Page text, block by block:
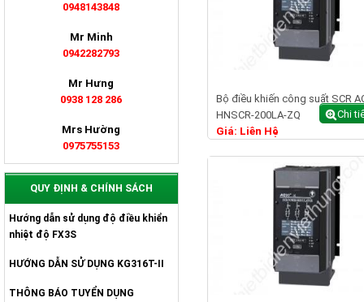
Bộ điều khiến công suất SCR
HNSCR-200LA-ZQ
Giá: Liên Hệ
Chi
0948143848
Mr Minh
0942282793
Mr Hưng
0938 128 286
Mrs Hường
0975755153
QUY ĐỊNH & CHÍNH SÁCH
Hướng dẫn sử dụng độ điều khiển
nhiệt độ FX3S
HƯỚNG DẪN SỬ DỤNG KG316T-II
THÔNG BÁO TUYỂN DỤNG